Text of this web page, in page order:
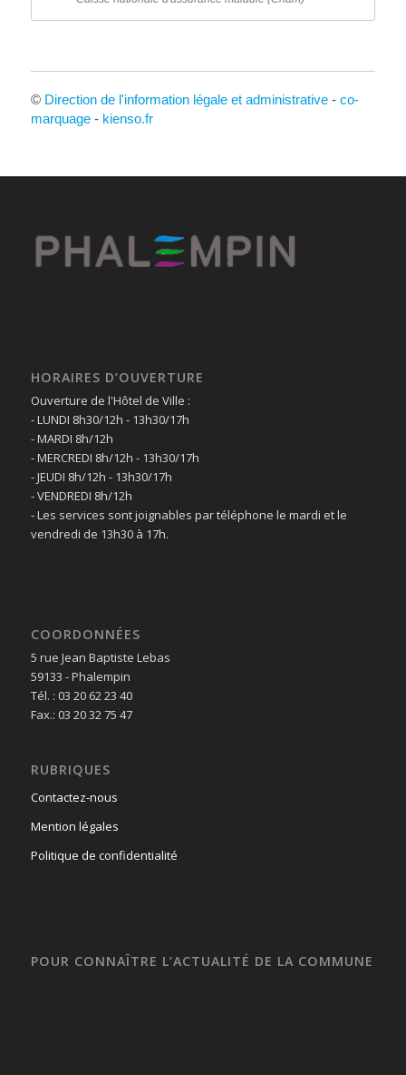
© Direction de l'information légale et administrative- co-
marquage- kienso.fr
HORAIRES D’OUVERTURE
Ouverture de l'Hôtel de Ville :
- LUNDI 8h30/12h - 13h30/17h
- MARDI 8h/12h
- MERCREDI 8h/12h - 13h30/17h
- JEUDI 8h/12h - 13h30/17h
- VENDREDI 8h/12h
- Les services sont joignables par téléphone le mardi et le
vendredi de 13h30 à 17h.
COORDONNÉES
5 rue Jean Baptiste Lebas
59133 - Phalempin
Tél. : 03 20 62 23 40
Fax.: 03 20 32 75 47
RUBRIQUES
Contactez-nous
Mention légales
Politique de confidentialité
POUR CONNAÎTRE L’ACTUALITÉ DE LA COMMUNE